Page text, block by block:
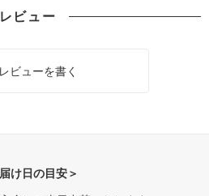
レビュー
レビューを書く
け日の目安＞